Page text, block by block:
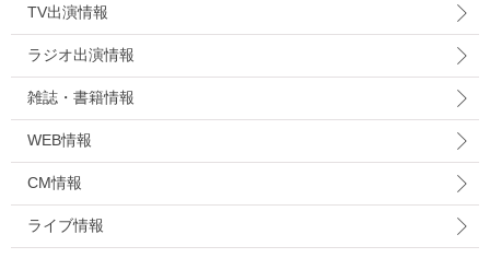
TV出演情報
ラジオ出演情報
雑誌・書籍情報
WEB情報
CM情報
ライブ情報